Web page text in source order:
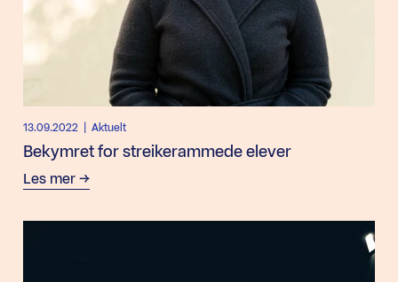
13.09.2022 | Aktuelt
Bekymret for streikerammede elever
Les mer